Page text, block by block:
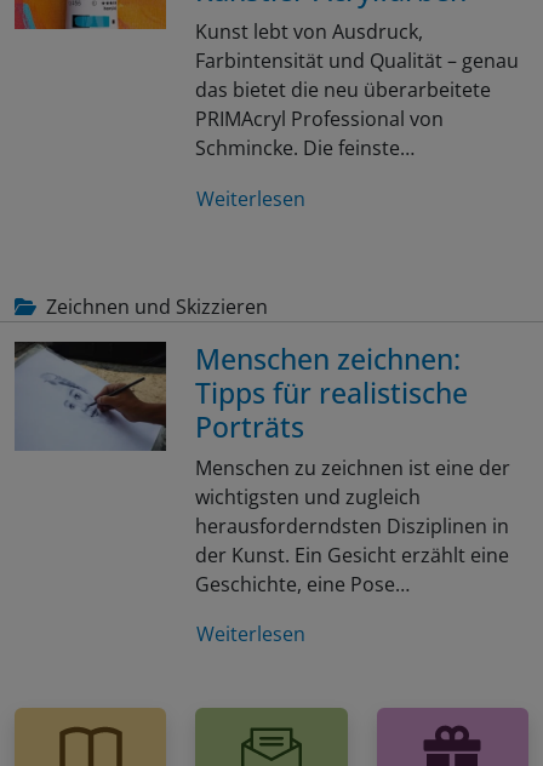
Kunst lebt von Ausdruck,
Farbintensität und Qualität – genau
das bietet die neu überarbeitete
PRIMAcryl Professional von
Schmincke. Die feinste…
Weiterlesen
Zeichnen und Skizzieren
Menschen zeichnen:
Tipps für realistische
Porträts
Menschen zu zeichnen ist eine der
wichtigsten und zugleich
herausforderndsten Disziplinen in
der Kunst. Ein Gesicht erzählt eine
Geschichte, eine Pose…
Weiterlesen